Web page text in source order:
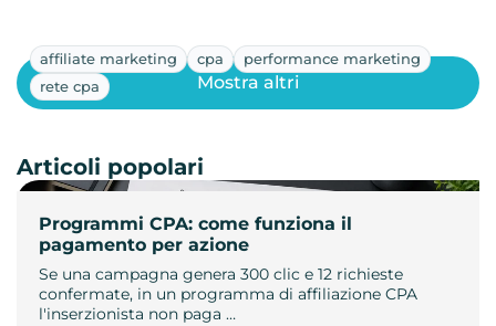
affiliate marketing cpa
performance marketing
rete cpa
Programmi CPA: come funziona il
pagamento per azione
Se una campagna genera 300 clic e 12 richieste
confermate, in un programma di affiliazione CPA
l'inserzionista non paga …
Mostra altri
Articoli popolari